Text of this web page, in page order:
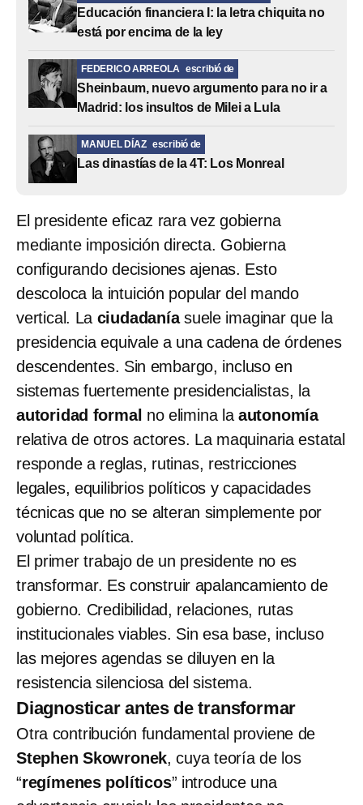
Educación financiera I: la letra chiquita no
está por encima de la ley
FEDERICO ARREOLA escribió de
Sheinbaum, nuevo argumento para no ir a
Madrid: los insultos de Milei a Lula
MANUEL DÍAZ escribió de
Las dinastías de la 4T: Los Monreal
El presidente eficaz rara vez gobierna
mediante imposición directa. Gobierna
configurando decisiones ajenas. Esto
descoloca la intuición popular del mando
vertical. La ciudadaníasuele imaginar que la
presidencia equivale a una cadena de órdenes
descendentes. Sin embargo, incluso en
sistemas fuertemente presidencialistas, la
autoridad formal no elimina la autonomía
relativa de otros actores. La maquinaria estatal
responde a reglas, rutinas, restricciones
legales, equilibrios políticos y capacidades
técnicas que no se alteran simplemente por
voluntad política.
El primer trabajo de un presidente no es
transformar. Es construir apalancamiento de
gobierno. Credibilidad, relaciones, rutas
institucionales viables. Sin esa base, incluso
las mejores agendas se diluyen en la
resistencia silenciosa del sistema.
Diagnosticar antes de transformar
Otra contribución fundamental proviene de
Stephen Skowronek, cuya teoría de los
“regímenes políticos” introduce una